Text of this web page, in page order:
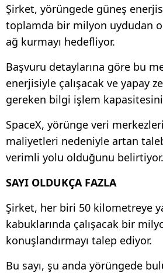
Şirket, yörüngede güneş
toplamda bir milyon uydudan
ağ kurmayı hedefliyor.
Başvuru detaylarına göre bu
enerjisiyle çalışacak ve yapay
gereken bilgi işlem
SpaceX, yörünge veri
maliyetleri nedeniyle artan
verimli yolu olduğunu belirtiyor.
SAYI OLDUKÇA FAZLA
Şirket, her biri 50 kilometreye
kabuklarında çalışacak bir
konuşlandırmayı talep ediyor.
Bu sayı, şu anda yörüngede